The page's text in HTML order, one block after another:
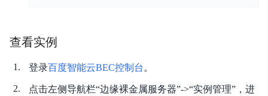
Go-SDK
查看实例
登录百度智能云BEC控制台 。
点击左侧导航栏“边缘裸金属服务器”->“实例管理”，进